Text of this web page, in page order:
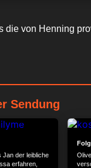
die von Henning
Sendung
Jan der leibliche
erfahren,